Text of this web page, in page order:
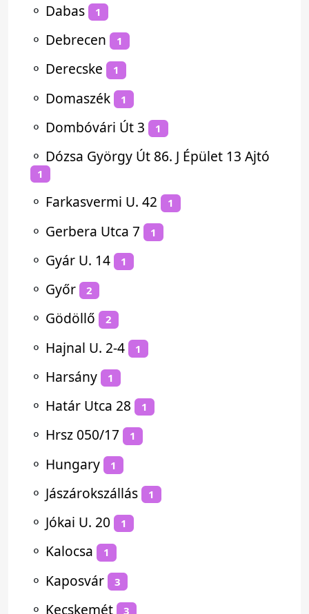
⚬ Dabas 1
⚬ Debrecen 1
⚬ Derecske 1
⚬ Domaszék 1
⚬ Dombóvári Út 3 1
⚬ Dózsa György Út 86. J Épület 13 Ajtó
1
⚬ Farkasvermi U. 42 1
⚬ Gerbera Utca 7 1
⚬ Gyár U. 14 1
⚬ Győr 2
⚬ Gödöllő 2
⚬ Hajnal U. 2-4 1
⚬ Harsány 1
⚬ Határ Utca 28 1
⚬ Hrsz 050/17 1
⚬ Hungary 1
⚬ Jászárokszállás 1
⚬ Jókai U. 20 1
⚬ Kalocsa 1
⚬ Kaposvár 3
⚬ Kecskemét 3